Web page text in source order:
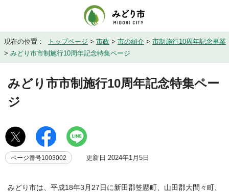
現在の位置： トップページ > 市政 > 市の紹介 > 市制施行10周年記念事業
> みどり市市制施行10周年記念特集ページ
みどり市市制施行10周年記念特集ペー
ジ
ページ番号1003002 更新日 2024年1月5日
みどり市は、平成18年3月27日に新田郡笠懸町、山田郡大間々町、